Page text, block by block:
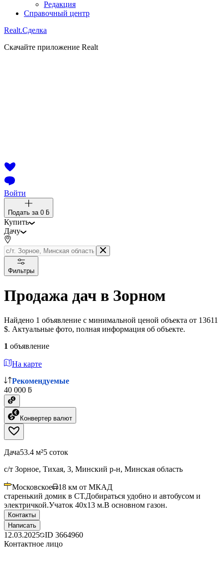
Редакция
Справочный центр
Realt.Сделка
Скачайте приложение Realt
Войти
Подать за 0 ƃ
Купить
Дачу
Фильтры
Продажа дач в Зорном
Найдено 1 объявление с минимальной ценой объекта от 13611
$. Актуальные фото, полная информация об объекте.
1 объявление
На карте
Рекомендуемые
40 000 ƃ
Конвертер валют
Дача53.4 м²5 соток
с/т Зорное, Тихая, 3, Минский р-н, Минская область
Московское 18 км от МКАД
старенький домик в СТ.Добираться удобно и автобусом и
электричкой.Учаток 40х13 м.В основном газон.
Контакты
Написать
12.03.2025 ID 3664960
Контактное лицо